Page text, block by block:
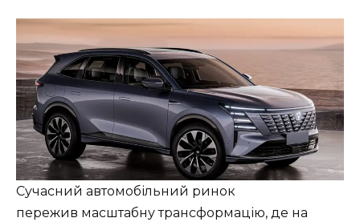
Сучасний автомобільний ринок
пережив масштабну трансформацію, де на